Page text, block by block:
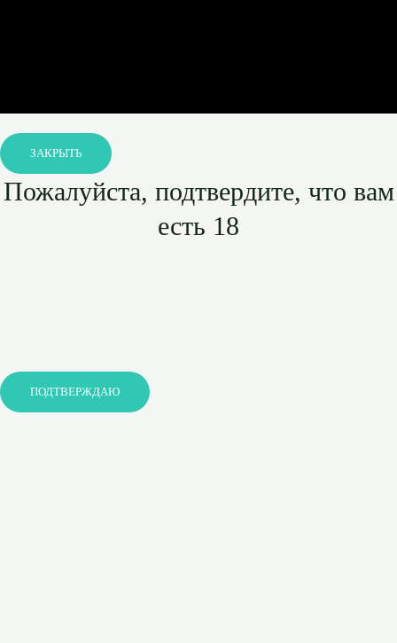
ЗАКРЫТЬ
Пожалуйста, подтвердите, что вам
есть 18
ПОДТВЕРЖДАЮ